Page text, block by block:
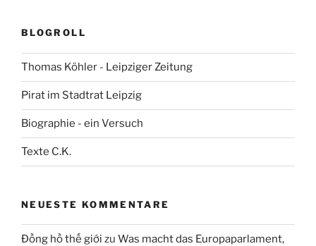
BLOGROLL
Thomas Köhler - Leipziger Zeitung
Pirat im Stadtrat Leipzig
Biographie - ein Versuch
Texte C.K.
NEUESTE KOMMENTARE
Đồng hồ thế giới zu Was macht das Europaparlament,